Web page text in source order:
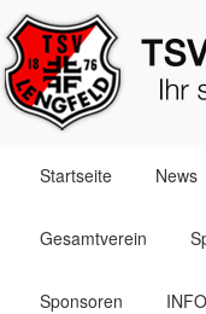
überspringen
Startseite News
Gesamtverein
Sponsoren